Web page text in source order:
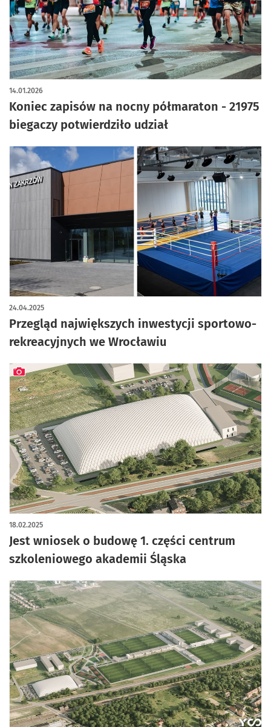
Koniec zapisów na nocny półmaraton - 21975
biegaczy potwierdziło udział
14.01.2026
Przegląd największych inwestycji sportowo-
rekreacyjnych we Wrocławiu
24.04.2025
Jest wniosek o budowę 1. części centrum
szkoleniowego akademii Śląska
18.02.2025
artykuł z galerią zdjęć